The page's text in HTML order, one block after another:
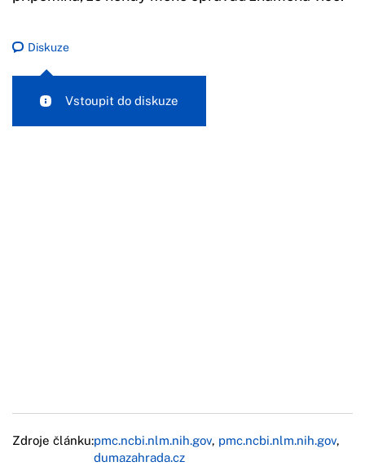
Diskuze
Vstoupit do diskuze
Zdroje článku:pmc.ncbi.nlm.nih.gov, pmc.ncbi.nlm.nih.gov,
dumazahrada.cz